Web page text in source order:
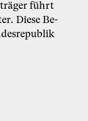
führt
Die­se Be­